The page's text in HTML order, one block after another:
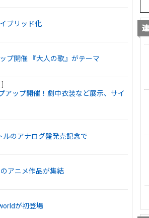
ブリッド化
プ開催 『大人の歌』がテーマ
アップ開催！劇中衣装など展示、サイ
ルのアナログ盤発売記念で
のアニメ作品が集結
が初登場